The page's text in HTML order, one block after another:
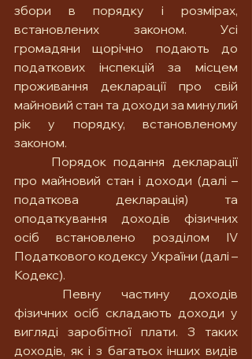
збори в порядку і розмірах,
встановлених законом. Усі
громадяни щорічно подають до
податкових інспекцій за місцем
проживання декларації про свій
майновий стан та доходи за минулий
рік у порядку, встановленому
законом.
про майновий стан і доходи (далі –
податкова декларація) та
оподаткування доходів фізичних
осіб встановлено розділом IV
Податкового кодексу України (далі –
Кодекс).
фізичних осіб складають доходи у
вигляді заробітної плати. З таких
доходів, як і з багатьох інших видів